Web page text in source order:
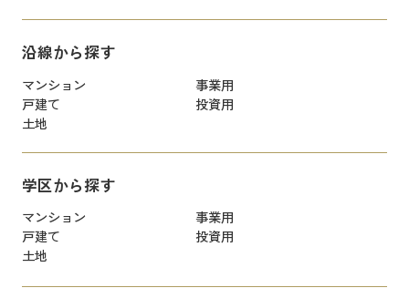
沿線から探す
マンション
事業用
戸建て
投資用
土地
学区から探す
マンション
事業用
戸建て
投資用
土地